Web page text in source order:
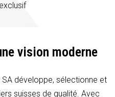
vision moderne
développe, sélectionne et
suisses de qualité. Avec